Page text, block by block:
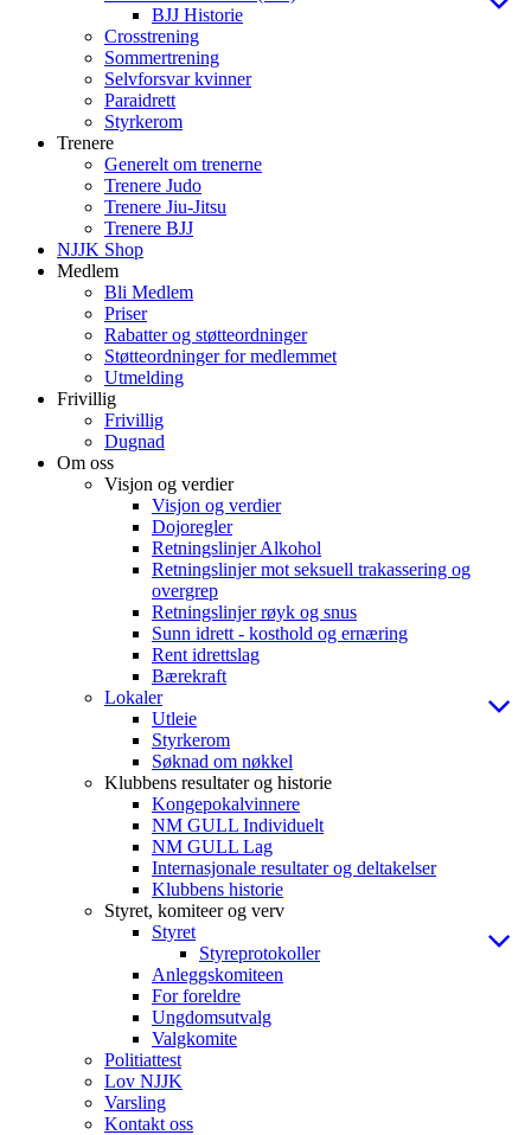
BJJ Historie
Crosstrening
Sommertrening
Selvforsvar kvinner
Paraidrett
Styrkerom
Trenere
Generelt om trenerne
Trenere Judo
Trenere Jiu-Jitsu
Trenere BJJ
NJJK Shop
Medlem
Bli Medlem
Priser
Rabatter og støtteordninger
Støtteordninger for medlemmet
Utmelding
Frivillig
Frivillig
Dugnad
Om oss
Visjon og verdier
Visjon og verdier
Dojoregler
Retningslinjer Alkohol
Retningslinjer mot seksuell trakassering og
overgrep
Retningslinjer røyk og snus
Sunn idrett - kosthold og ernæring
Rent idrettslag
Bærekraft
Lokaler
Utleie
Styrkerom
Søknad om nøkkel
Klubbens resultater og historie
Kongepokalvinnere
NM GULL Individuelt
NM GULL Lag
Internasjonale resultater og deltakelser
Klubbens historie
Styret, komiteer og verv
Styret
Styreprotokoller
Anleggskomiteen
For foreldre
Ungdomsutvalg
Valgkomite
Politiattest
Lov NJJK
Varsling
Kontakt oss